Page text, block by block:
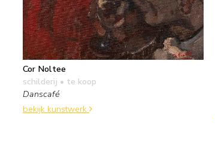
Cor Noltee
schilderij • te koop
Danscafé
bekijk kunstwerk